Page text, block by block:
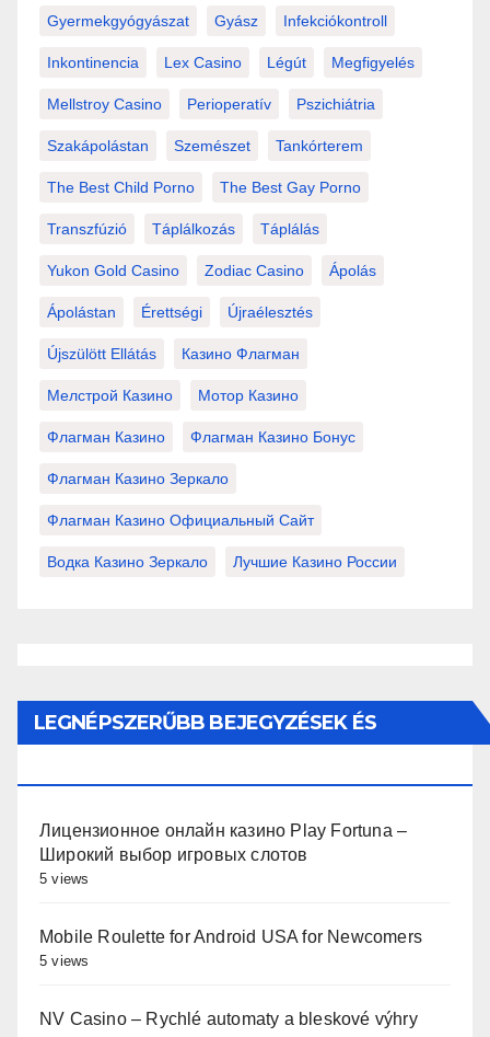
Gyermekgyógyászat Gyász Infekciókontroll
Inkontinencia Lex Casino Légút Megfigyelés
Mellstroy Casino Perioperatív Pszichiátria
Szakápolástan Szemészet Tankórterem
The Best Child Porno The Best Gay Porno
Transzfúzió Táplálkozás Táplálás
Yukon Gold Casino Zodiac Casino Ápolás
Ápolástan Érettségi Újraélesztés
Újszülött Ellátás Казино Флагман
Мелстрой Казино Мотор Казино
Флагман Казино Флагман Казино Бонус
Флагман Казино Зеркало
Флагман Казино Официальный Сайт
Водка Казино Зеркало Лучшие Казино России
LEGNÉPSZERŰBB BEJEGYZÉSEK ÉS
Лицензионное онлайн казино Play Fortuna –
Широкий выбор игровых слотов
5 views
Mobile Roulette for Android USA for Newcomers
5 views
NV Casino – Rychlé automaty a bleskové výhry